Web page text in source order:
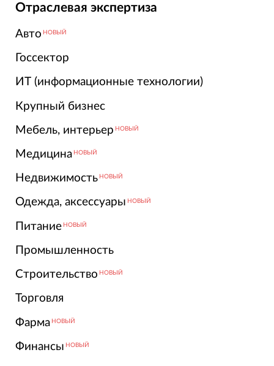
Отраслевая экспертиза
Авто НОВЫЙ
Госсектор
ИТ (информационные технологии)
Крупный бизнес
Мебель, интерьер НОВЫЙ
Медицина НОВЫЙ
Недвижимость НОВЫЙ
Одежда, аксессуары НОВЫЙ
Питание НОВЫЙ
Промышленность
Строительство НОВЫЙ
Торговля
Фарма НОВЫЙ
Финансы НОВЫЙ